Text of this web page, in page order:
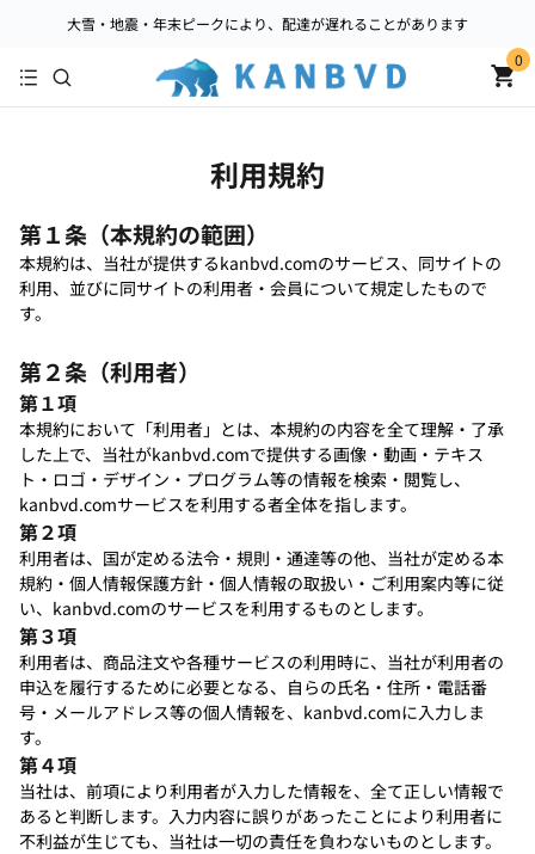
大雪・地震・年末ピークにより、配達が遅れることがあります
0
利用規約
第１条（本規約の範囲）
本規約は、当社が提供するkanbvd.comのサービス、同サイトの
利用、並びに同サイトの利用者・会員について規定したもので
す。
第２条（利用者）
第１項
本規約において「利用者」とは、本規約の内容を全て理解・了承
した上で、当社がkanbvd.comで提供する画像・動画・テキス
ト・ロゴ・デザイン・プログラム等の情報を検索・閲覧し、
kanbvd.comサービスを利用する者全体を指します。
第２項
利用者は、国が定める法令・規則・通達等の他、当社が定める本
規約・個人情報保護方針・個人情報の取扱い・ご利用案内等に従
い、kanbvd.comのサービスを利用するものとします。
第３項
利用者は、商品注文や各種サービスの利用時に、当社が利用者の
申込を履行するために必要となる、自らの氏名・住所・電話番
号・メールアドレス等の個人情報を、kanbvd.comに入力しま
す。
第４項
当社は、前項により利用者が入力した情報を、全て正しい情報で
あると判断します。入力内容に誤りがあったことにより利用者に
不利益が生じても、当社は一切の責任を負わないものとします。